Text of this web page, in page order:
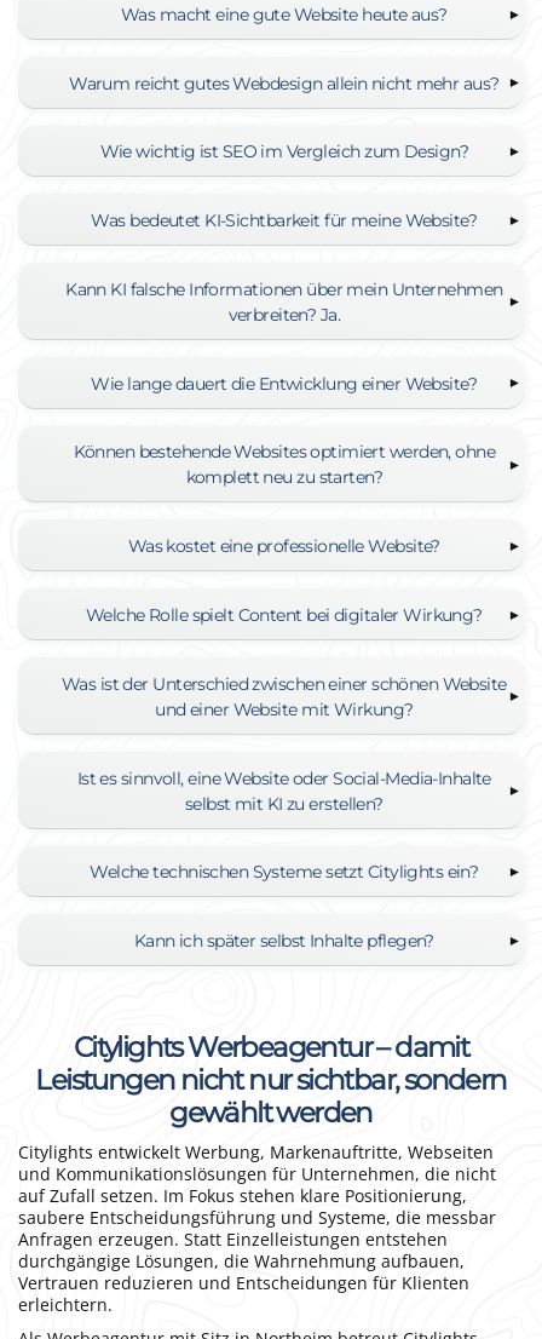
Was macht eine gute Website heute aus?
Warum reicht gutes Webdesign allein nicht mehr aus?
Wie wichtig ist SEO im Vergleich zum Design?
Was bedeutet KI-Sichtbarkeit für meine Website?
Kann KI falsche Informationen über mein Unternehmen
verbreiten? Ja.
Wie lange dauert die Entwicklung einer Website?
Können bestehende Websites optimiert werden, ohne
komplett neu zu starten?
Was kostet eine professionelle Website?
Welche Rolle spielt Content bei digitaler Wirkung?
Was ist der Unterschied zwischen einer schönen Website
und einer Website mit Wirkung?
Ist es sinnvoll, eine Website oder Social-Media-Inhalte
selbst mit KI zu erstellen?
Welche technischen Systeme setzt Citylights ein?
Kann ich später selbst Inhalte pflegen?
Citylights Werbeagentur – damit
Leistungen nicht nur sichtbar, sondern
gewählt werden
Citylights entwickelt Werbung, Markenauftritte, Webseiten
und Kommunikationslösungen für Unternehmen, die nicht
auf Zufall setzen. Im Fokus stehen klare Positionierung,
saubere Entscheidungsführung und Systeme, die messbar
Anfragen erzeugen. Statt Einzelleistungen entstehen
durchgängige Lösungen, die Wahrnehmung aufbauen,
Vertrauen reduzieren und Entscheidungen für Klienten
erleichtern.